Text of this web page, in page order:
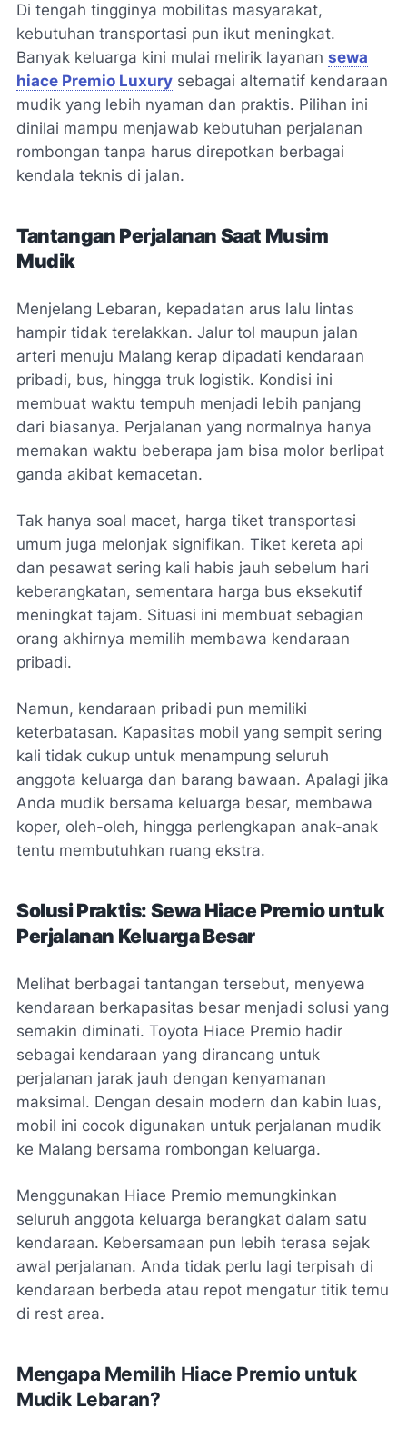
Di tengah tingginya mobilitas masyarakat,
kebutuhan transportasi pun ikut meningkat.
Banyak keluarga kini mulai melirik layanan sewa
hiace Premio Luxury sebagai alternatif kendaraan
mudik yang lebih nyaman dan praktis. Pilihan ini
dinilai mampu menjawab kebutuhan perjalanan
rombongan tanpa harus direpotkan berbagai
kendala teknis di jalan.
Tantangan Perjalanan Saat Musim
Mudik
Menjelang Lebaran, kepadatan arus lalu lintas
hampir tidak terelakkan. Jalur tol maupun jalan
arteri menuju Malang kerap dipadati kendaraan
pribadi, bus, hingga truk logistik. Kondisi ini
membuat waktu tempuh menjadi lebih panjang
dari biasanya. Perjalanan yang normalnya hanya
memakan waktu beberapa jam bisa molor berlipat
ganda akibat kemacetan.
Tak hanya soal macet, harga tiket transportasi
umum juga melonjak signifikan. Tiket kereta api
dan pesawat sering kali habis jauh sebelum hari
keberangkatan, sementara harga bus eksekutif
meningkat tajam. Situasi ini membuat sebagian
orang akhirnya memilih membawa kendaraan
pribadi.
Namun, kendaraan pribadi pun memiliki
keterbatasan. Kapasitas mobil yang sempit sering
kali tidak cukup untuk menampung seluruh
anggota keluarga dan barang bawaan. Apalagi jika
Anda mudik bersama keluarga besar, membawa
koper, oleh-oleh, hingga perlengkapan anak-anak
tentu membutuhkan ruang ekstra.
Solusi Praktis: Sewa Hiace Premio untuk
Perjalanan Keluarga Besar
Melihat berbagai tantangan tersebut, menyewa
kendaraan berkapasitas besar menjadi solusi yang
semakin diminati. Toyota Hiace Premio hadir
sebagai kendaraan yang dirancang untuk
perjalanan jarak jauh dengan kenyamanan
maksimal. Dengan desain modern dan kabin luas,
mobil ini cocok digunakan untuk perjalanan mudik
ke Malang bersama rombongan keluarga.
Menggunakan Hiace Premio memungkinkan
seluruh anggota keluarga berangkat dalam satu
kendaraan. Kebersamaan pun lebih terasa sejak
awal perjalanan. Anda tidak perlu lagi terpisah di
kendaraan berbeda atau repot mengatur titik temu
di rest area.
Mengapa Memilih Hiace Premio untuk
Mudik Lebaran?